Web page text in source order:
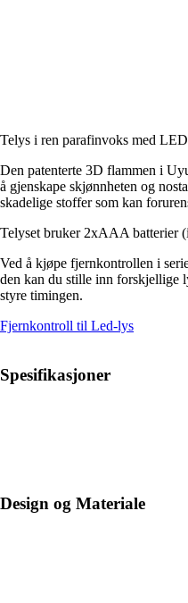
Telys i ren parafinvoks med
Den patenterte 3D flammen i
å gjenskape skjønnheten og
skadelige stoffer som kan
Telyset bruker 2xAAA batterier
Ved å kjøpe fjernkontrollen i
den kan du stille inn forskjellige
styre timingen.
Fjernkontroll til Led-lys
Spesifikasjoner
Design og Materiale